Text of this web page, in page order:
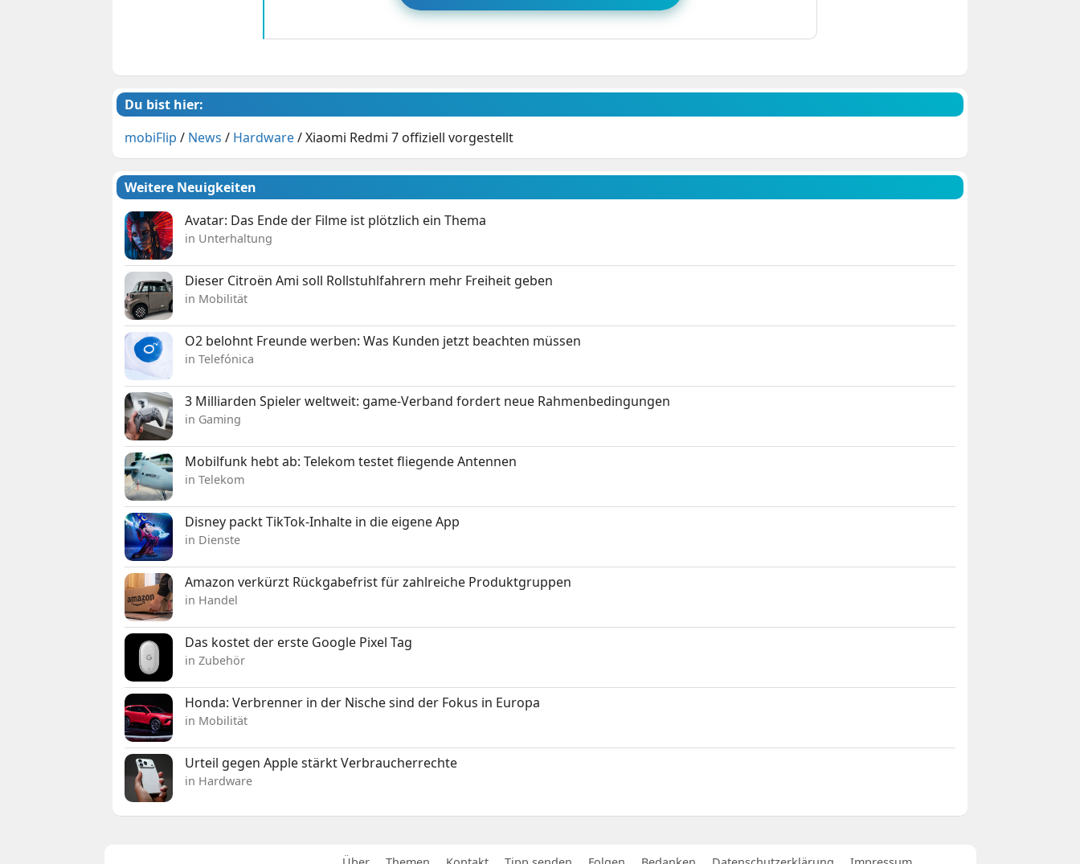
Du bist hier:
mobiFlip / News / Hardware/Xiaomi Redmi 7 offiziell vorgestellt
Weitere Neuigkeiten
Avatar: Das Ende der Filme ist plötzlich ein Thema
in Unterhaltung
Dieser Citroën Ami soll Rollstuhlfahrern mehr Freiheit geben
in Mobilität
O2 belohnt Freunde werben: Was Kunden jetzt beachten müssen
in Telefónica
3 Milliarden Spieler weltweit: game-Verband fordert neue Rahmenbedingungen
in Gaming
Mobilfunk hebt ab: Telekom testet fliegende Antennen
in Telekom
Disney packt TikTok-Inhalte in die eigene App
in Dienste
Amazon verkürzt Rückgabefrist für zahlreiche Produktgruppen
in Handel
Das kostet der erste Google Pixel Tag
in Zubehör
Honda: Verbrenner in der Nische sind der Fokus in Europa
in Mobilität
Urteil gegen Apple stärkt Verbraucherrechte
in Hardware